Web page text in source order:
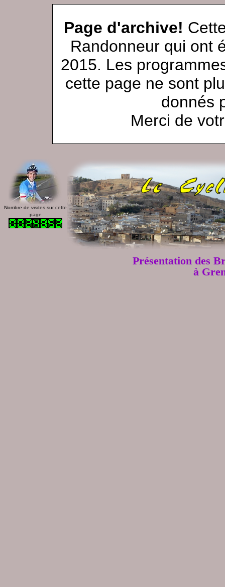
Page d'archive!
Randonneur qui ont
2015. Les
cette page ne sont
donnés
Merci de
Nombre de visites sur cette
page
Présentation des
à